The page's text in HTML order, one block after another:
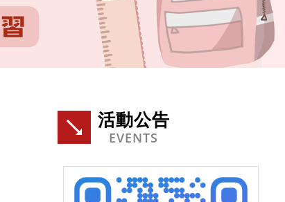
活動公告
EVENTS